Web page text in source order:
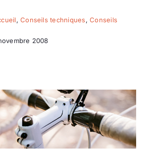
,Conseils techniques,Conseils
2008